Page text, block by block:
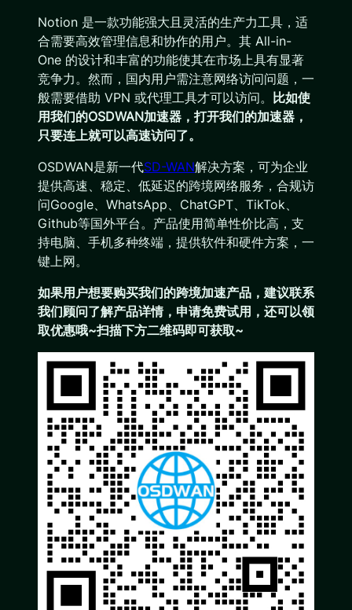
Notion 是一款功能强大且灵活的生产力工具，适
合需要高效管理信息和协作的用户。其 All-in-
One 的设计和丰富的功能使其在市场上具有显著
竞争力。然而，国内用户需注意网络访问问题，一
般需要借助 VPN 或代理工具才可以访问。
比如使
用我们的OSDWAN加速器，打开我们的加速器，
只要连上就可以高速访问了。
OSDWAN是新一代SD-WAN解决方案，可为企业
提供高速、稳定、低延迟的跨境网络服务，合规访
问Google、WhatsApp、ChatGPT、TikTok、
Github等国外平台。产品使用简单性价比高，支
持电脑、手机多种终端，提供软件和硬件方案，一
键上网。
如果用户想要购买我们的跨境加速产品，建议联系
我们顾问了解产品详情，申请免费试用，还可以领
取优惠哦~扫描下方二维码即可获取~